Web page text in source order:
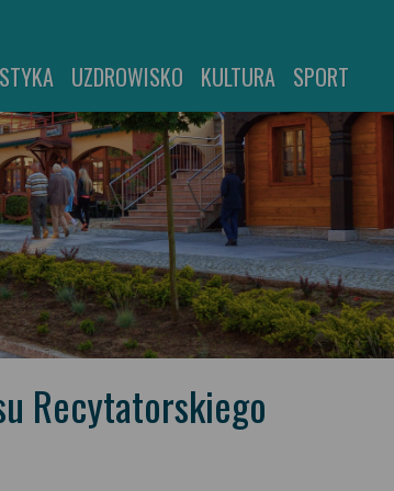
UZDROWISKO KULTURA SPORT
Recytatorskiego